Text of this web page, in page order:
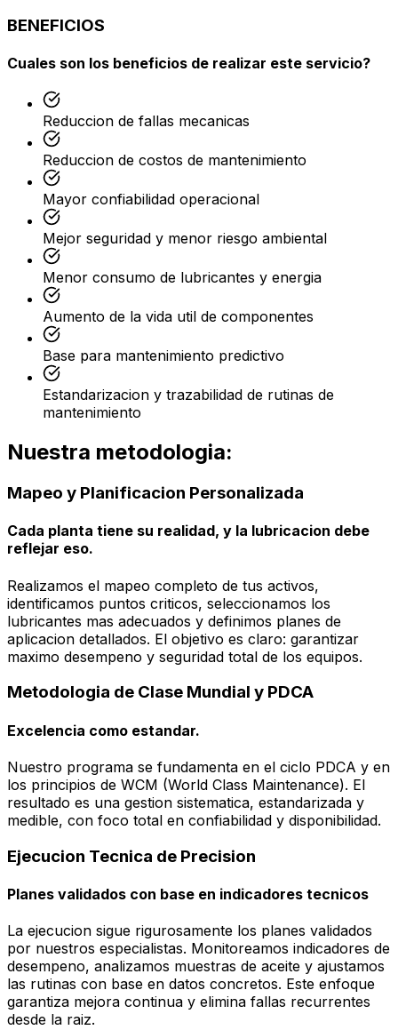
BENEFICIOS
Cuales son los beneficios de realizar este servicio?
Reduccion de fallas mecanicas
Reduccion de costos de mantenimiento
Mayor confiabilidad operacional
Mejor seguridad y menor riesgo ambiental
Menor consumo de lubricantes y energia
Aumento de la vida util de componentes
Base para mantenimiento predictivo
Estandarizacion y trazabilidad de rutinas de
mantenimiento
Nuestra metodologia:
Mapeo y Planificacion Personalizada
Cada planta tiene su realidad, y la lubricacion debe
reflejar eso.
Realizamos el mapeo completo de tus activos,
identificamos puntos criticos, seleccionamos los
lubricantes mas adecuados y definimos planes de
aplicacion detallados. El objetivo es claro: garantizar
maximo desempeno y seguridad total de los equipos.
Metodologia de Clase Mundial y PDCA
Excelencia como estandar.
Nuestro programa se fundamenta en el ciclo PDCA y en
los principios de WCM (World Class Maintenance). El
resultado es una gestion sistematica, estandarizada y
medible, con foco total en confiabilidad y disponibilidad.
Ejecucion Tecnica de Precision
Planes validados con base en indicadores tecnicos
La ejecucion sigue rigurosamente los planes validados
por nuestros especialistas. Monitoreamos indicadores de
desempeno, analizamos muestras de aceite y ajustamos
las rutinas con base en datos concretos. Este enfoque
garantiza mejora continua y elimina fallas recurrentes
desde la raiz.